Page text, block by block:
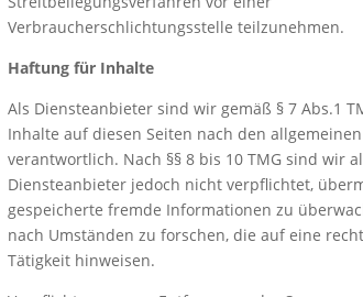
Verbraucherschlichtungsstelle teilzunehmen.
Haftung für Inhalte
Als Diensteanbieter sind wir gemäß § 7 Abs.1
Inhalte auf diesen Seiten nach den allgemeinen
verantwortlich. Nach §§ 8 bis 10 TMG sind wir
Diensteanbieter jedoch nicht verpflichtet,
gespeicherte fremde Informationen zu
nach Umständen zu forschen, die auf eine
Tätigkeit hinweisen.